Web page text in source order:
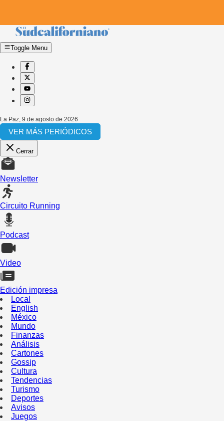
Toggle Menu
La Paz 9 de agosto de 2026
VER MÁS PERIÓDICOS
Cerrar
Newsletter
Circuito Running
Podcast
Video
Edición impresa
Local
English
México
Mundo
Finanzas
Análisis
Cartones
Gossip
Cultura
Tendencias
Turismo
Deportes
Avisos
Juegos